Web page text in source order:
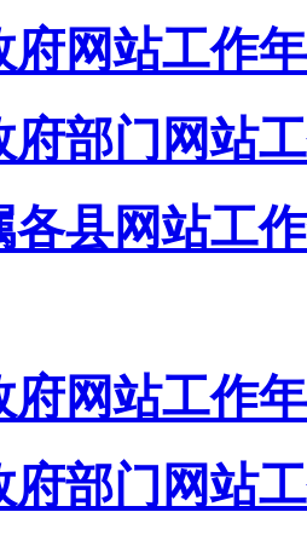
府网站工作
府部门网站
各县网站工
府网站工作
府部门网站